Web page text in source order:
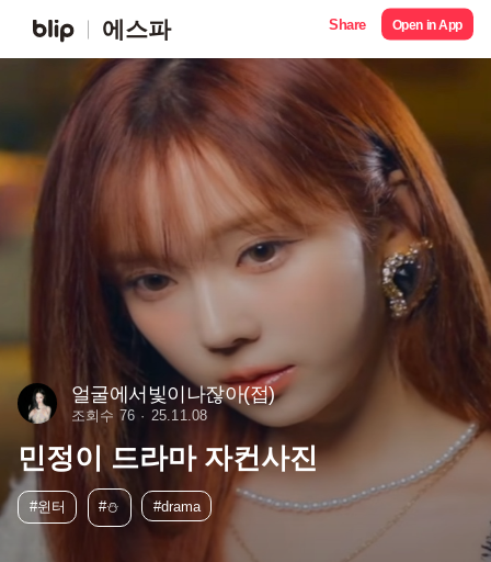
에스파 Share Open in App
얼굴에서빛이나잖아(접)
조회수 76 25.11.08
민정이 드라마 자컨사진
#윈터 #⛄️ #drama